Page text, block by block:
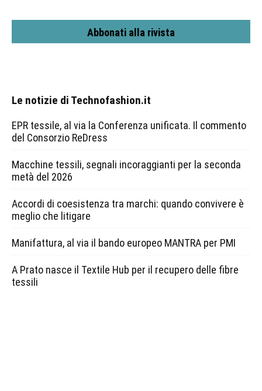
Abbonati alla rivista
Le notizie di Technofashion.it
EPR tessile, al via la Conferenza unificata. Il commento
del Consorzio ReDress
Macchine tessili, segnali incoraggianti per la seconda
metà del 2026
Accordi di coesistenza tra marchi: quando convivere è
meglio che litigare
Manifattura, al via il bando europeo MANTRA per PMI
A Prato nasce il Textile Hub per il recupero delle fibre
tessili